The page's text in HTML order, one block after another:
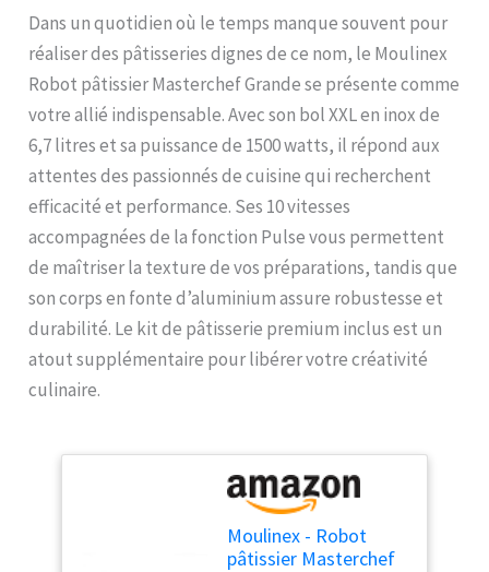
Dans un quotidien où le temps manque souvent pour
réaliser des pâtisseries dignes de ce nom, le Moulinex
Robot pâtissier Masterchef Grande se présente comme
votre allié indispensable. Avec son bol XXL en inox de
6,7 litres et sa puissance de 1500 watts, il répond aux
attentes des passionnés de cuisine qui recherchent
efficacité et performance. Ses 10 vitesses
accompagnées de la fonction Pulse vous permettent
de maîtriser la texture de vos préparations, tandis que
son corps en fonte d’aluminium assure robustesse et
durabilité. Le kit de pâtisserie premium inclus est un
atout supplémentaire pour libérer votre créativité
culinaire.
Moulinex - Robot
pâtissier Masterchef